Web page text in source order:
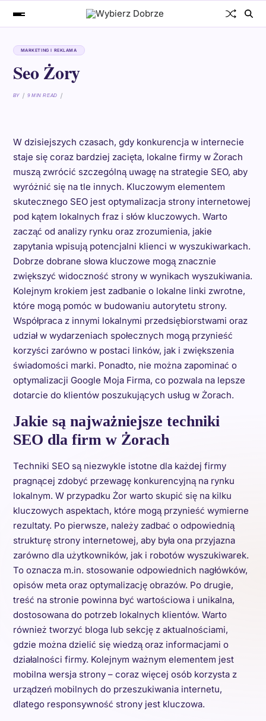
MARKETING I REKLAMA
Seo Żory
BY 9 MIN READ
W dzisiejszych czasach, gdy konkurencja w internecie
staje się coraz bardziej zacięta, lokalne firmy w Żorach
muszą zwrócić szczególną uwagę na strategie SEO, aby
wyróżnić się na tle innych. Kluczowym elementem
skutecznego SEO jest optymalizacja strony internetowej
pod kątem lokalnych fraz i słów kluczowych. Warto
zacząć od analizy rynku oraz zrozumienia, jakie
zapytania wpisują potencjalni klienci w wyszukiwarkach.
Dobrze dobrane słowa kluczowe mogą znacznie
zwiększyć widoczność strony w wynikach wyszukiwania.
Kolejnym krokiem jest zadbanie o lokalne linki zwrotne,
które mogą pomóc w budowaniu autorytetu strony.
Współpraca z innymi lokalnymi przedsiębiorstwami oraz
udział w wydarzeniach społecznych mogą przynieść
korzyści zarówno w postaci linków, jak i zwiększenia
świadomości marki. Ponadto, nie można zapominać o
optymalizacji Google Moja Firma, co pozwala na lepsze
dotarcie do klientów poszukujących usług w Żorach.
Jakie są najważniejsze techniki
SEO dla firm w Żorach
Techniki SEO są niezwykle istotne dla każdej firmy
pragnącej zdobyć przewagę konkurencyjną na rynku
lokalnym. W przypadku Żor warto skupić się na kilku
kluczowych aspektach, które mogą przynieść wymierne
rezultaty. Po pierwsze, należy zadbać o odpowiednią
strukturę strony internetowej, aby była ona przyjazna
zarówno dla użytkowników, jak i robotów wyszukiwarek.
To oznacza m.in. stosowanie odpowiednich nagłówków,
opisów meta oraz optymalizację obrazów. Po drugie,
treść na stronie powinna być wartościowa i unikalna,
dostosowana do potrzeb lokalnych klientów. Warto
również tworzyć bloga lub sekcję z aktualnościami,
gdzie można dzielić się wiedzą oraz informacjami o
działalności firmy. Kolejnym ważnym elementem jest
mobilna wersja strony – coraz więcej osób korzysta z
urządzeń mobilnych do przeszukiwania internetu,
dlatego responsywność strony jest kluczowa.